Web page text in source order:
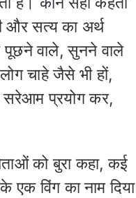
और सत्य का अर्थ
पूछने वाले, सुनने वाले
चाहे जैसे भी हों,
सरेआम प्रयोग कर,
को बुरा कहा, कई
एक विंग का नाम दिया